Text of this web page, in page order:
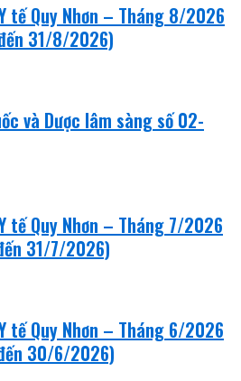
tế Quy Nhơn – Tháng 8/2026
31/8/2026)
và Dược lâm sàng số 02-
Quy Nhơn – Tháng 7/2026
31/7/2026)
Quy Nhơn – Tháng 6/2026
30/6/2026)